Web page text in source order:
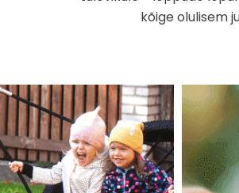
kõige olulisem